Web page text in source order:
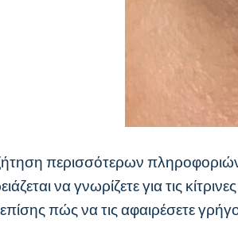
περισσότερων
να γνωρίζετε για τις
πώς να τις αφαιρέσετε